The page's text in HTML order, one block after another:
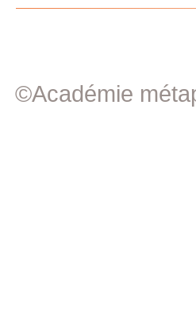
©Académie